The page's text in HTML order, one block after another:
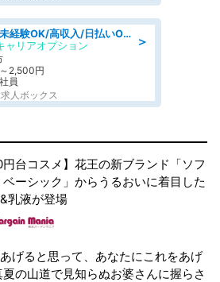
＞
組立・組付け/未経験OK/高収入/日払いOK/寮費無料/日勤
ャリアオプション
2,500円
員
人ボックス
円台コスメ】花王の新ブランド「ソフ
ベーシック」からうるおいに着目した
乳液が登場
あげると思って、あなたにこれをあげ
夏の山道で見知らぬお婆さんに握らさ